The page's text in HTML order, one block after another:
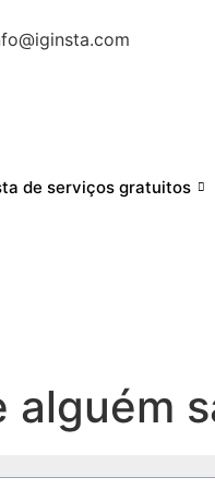
de serviços gratuitos
alguém